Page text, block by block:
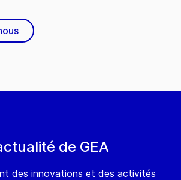
de GEA
des innovations et des activités